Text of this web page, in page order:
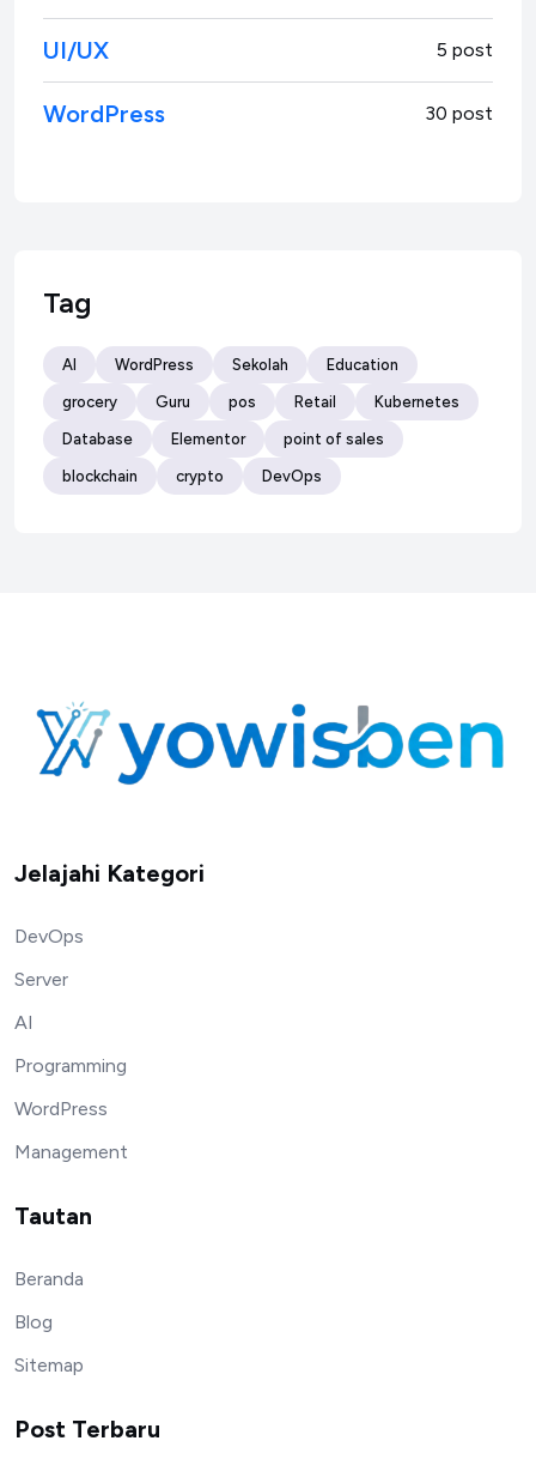
UI/UX 5 post
WordPress 30 post
Tag
AI WordPress Sekolah Education
grocery Guru pos Retail Kubernetes
Database Elementor point of sales
blockchain crypto DevOps
Jelajahi Kategori
DevOps
Server
AI
Programming
WordPress
Management
Tautan
Beranda
Blog
Sitemap
Post Terbaru